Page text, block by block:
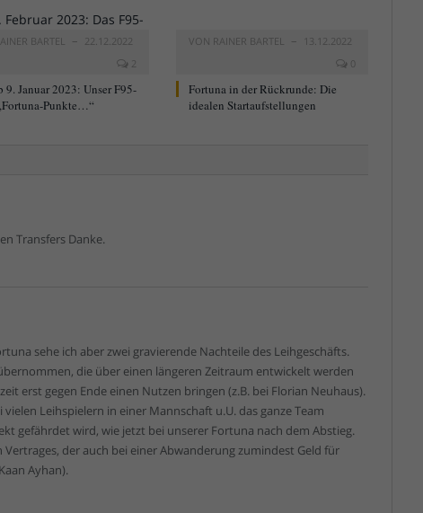
BARTEL
22.12.2022
2
9. Januar 2023: Unser F95-
Punkte…“
VON RAINER BARTEL
13.12.2022
0
Fortuna in der Rückrunde: Die
idealen Startaufstellungen
Transfers Danke.
sehe ich aber zwei gravierende Nachteile des Leihgeschäfts.
die über einen längeren Zeitraum entwickelt werden
erst gegen Ende einen Nutzen bringen (z.B. bei Florian Neuhaus).
Leihspielern in einer Mannschaft u.U. das ganze Team
gefährdet wird, wie jetzt bei unserer Fortuna nach dem Abstieg.
der auch bei einer Abwanderung zumindest Geld für
Ayhan).